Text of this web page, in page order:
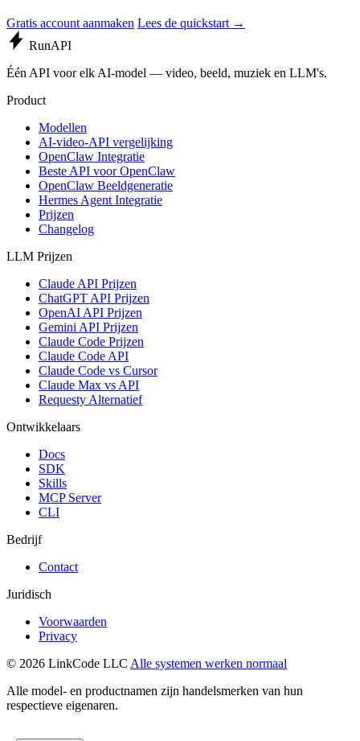
Gratis account aanmaken Lees de quickstart →
RunAPI
Één API voor elk AI-model — video, beeld, muziek en LLM's.
Product
Modellen
AI-video-API vergelijking
OpenClaw Integratie
Beste API voor OpenClaw
OpenClaw Beeldgeneratie
Hermes Agent Integratie
Prijzen
Changelog
LLM Prijzen
Claude API Prijzen
ChatGPT API Prijzen
OpenAI API Prijzen
Gemini API Prijzen
Claude Code Prijzen
Claude Code API
Claude Code vs Cursor
Claude Max vs API
Requesty Alternatief
Ontwikkelaars
Docs
SDK
Skills
MCP Server
CLI
Bedrijf
Contact
Juridisch
Voorwaarden
Privacy
© 2026 LinkCode LLC Alle systemen werken normaal
Alle model- en productnamen zijn handelsmerken van hun
respectieve eigenaren.